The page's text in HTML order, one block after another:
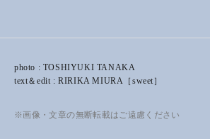
photo : TOSHIYUKI TANAKA
text＆edit : RIRIKA MIURA［sweet］
※画像・文章の無断転載はご遠慮ください